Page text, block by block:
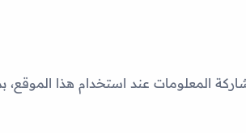
المعلومات عند استخدام هذا الموقع،